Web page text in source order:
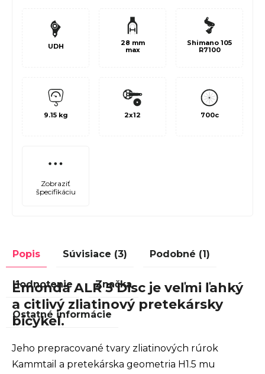
UDH
28 mm
max
Shimano 105
R7100
9.15 kg 2x12 700c
Zobraziť
špecifikáciu
Popis Súvisiace (3) Podobné (1)
Hodnotenie Značka
Ostatné informácie
Émonda ALR 5 Disc je veľmi ľahký
a citlivý zliatinový pretekársky
bicykel.
Jeho prepracované tvary zliatinových rúrok
Kammtail a pretekárska geometria H1.5 mu